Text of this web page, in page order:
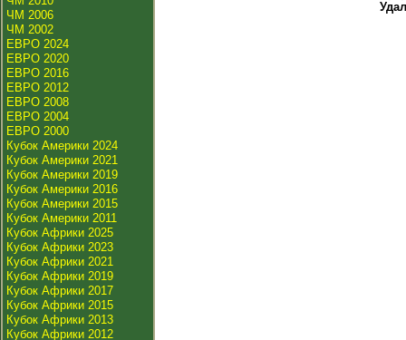
ЧМ 2006
ЧМ 2002
ЕВРО 2024
ЕВРО 2020
ЕВРО 2016
ЕВРО 2012
ЕВРО 2008
ЕВРО 2004
ЕВРО 2000
Кубок Америки 2024
Кубок Америки 2021
Кубок Америки 2019
Кубок Америки 2016
Кубок Америки 2015
Кубок Америки 2011
Кубок Африки 2025
Кубок Африки 2023
Кубок Африки 2021
Кубок Африки 2019
Кубок Африки 2017
Кубок Африки 2015
Кубок Африки 2013
Кубок Африки 2012